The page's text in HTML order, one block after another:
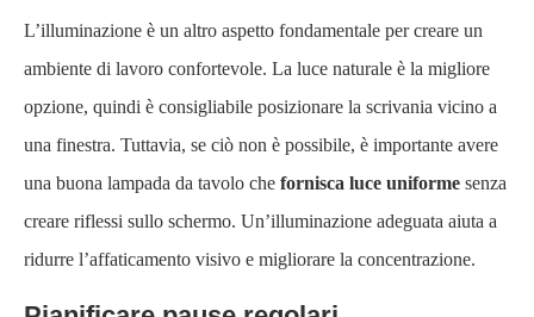
L’illuminazione è un altro aspetto fondamentale per creare un
ambiente di lavoro confortevole. La luce naturale è la migliore
opzione, quindi è consigliabile posizionare la scrivania vicino a
una finestra. Tuttavia, se ciò non è possibile, è importante avere
una buona lampada da tavolo che fornisca luce uniforme senza
creare riflessi sullo schermo. Un’illuminazione adeguata aiuta a
ridurre l’affaticamento visivo e migliorare la concentrazione.